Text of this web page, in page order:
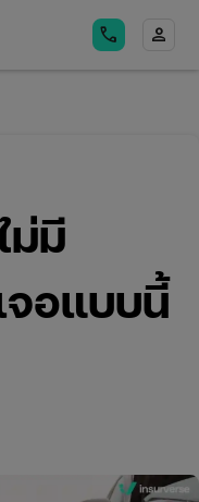
call person
มี
อแบบนี้